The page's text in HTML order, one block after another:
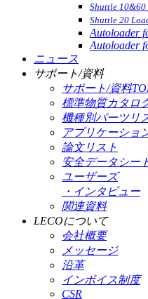
Shuttle
Shuttle 20
Autoloader
Autoloader
ニュース
サポート/資料
サポート/資料
標準物質カタロ
機種別パーツリ
アプリケーショ
論文リスト
安全データシー
ユーザーズ
・インタビュー
関連資料
LECOについて
会社概要
メッセージ
沿革
インボイス制度
CSR